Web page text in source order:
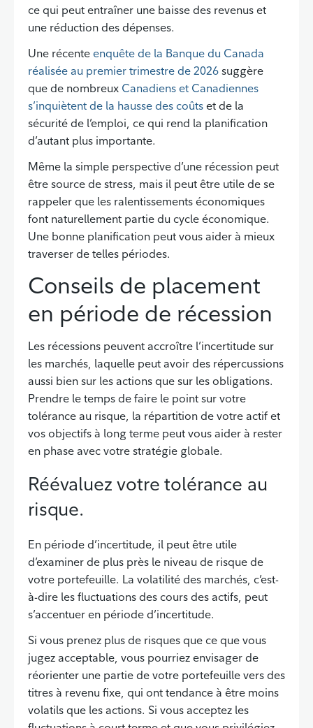
ce qui peut entraîner une baisse des revenus et
une réduction des dépenses.
Une récente enquête de la Banque du Canada
réalisée au premier trimestre de 2026 suggère
que de nombreux Canadiens et Canadiennes
s’inquiètent de la hausse des coûts et de la
sécurité de l’emploi, ce qui rend la planification
d’autant plus importante.
Même la simple perspective d’une récession peut
être source de stress, mais il peut être utile de se
rappeler que les ralentissements économiques
font naturellement partie du cycle économique.
Une bonne planification peut vous aider à mieux
traverser de telles périodes.
Conseils de placement
en période de récession
Les récessions peuvent accroître l’incertitude sur
les marchés, laquelle peut avoir des répercussions
aussi bien sur les actions que sur les obligations.
Prendre le temps de faire le point sur votre
tolérance au risque, la répartition de votre actif et
vos objectifs à long terme peut vous aider à rester
en phase avec votre stratégie globale.
Réévaluez votre tolérance au
risque.
En période d’incertitude, il peut être utile
d’examiner de plus près le niveau de risque de
votre portefeuille. La volatilité des marchés, c’est-
à-dire les fluctuations des cours des actifs, peut
s’accentuer en période d’incertitude.
Si vous prenez plus de risques que ce que vous
jugez acceptable, vous pourriez envisager de
réorienter une partie de votre portefeuille vers des
titres à revenu fixe, qui ont tendance à être moins
volatils que les actions. Si vous acceptez les